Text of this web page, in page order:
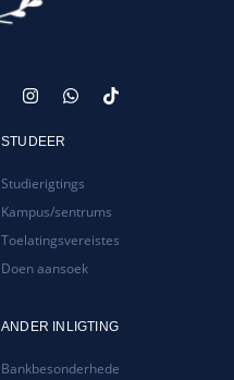
STUDEER
Studierigtings
Kampus/sentrums
Toelatingsvereistes
Doen aansoek
ANDER INLIGTING
Bankbesonderhede